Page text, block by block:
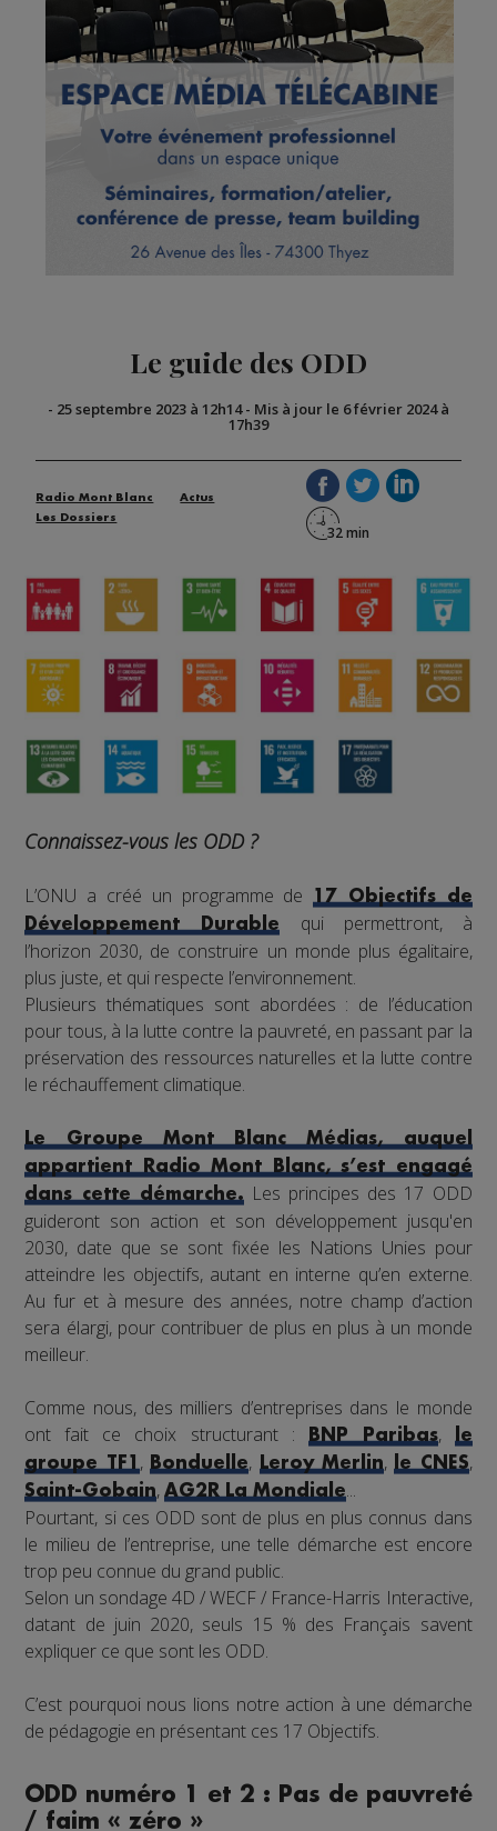
Le guide des ODD
- 25 septembre 2023 à 12h14- Mis à jour le 6 février 2024 à
17h39
Radio Mont Blanc
Actus
Les Dossiers
Connaissez-vous les ODD ?
L’ONU a créé un programme de17 Objectifs de
Développement Durable
qui permettront, à
l’horizon 2030, de construire un monde plus égalitaire,
plus juste, et qui respecte l’environnement.
Plusieurs thématiques sont abordées : de l’éducation
pour tous, à la lutte contre la pauvreté, en passant par la
préservation des ressources naturelles et la lutte contre
le réchauffement climatique.
Le Groupe Mont Blanc Médias, auquel
appartient Radio Mont Blanc, s’est engagé
dans cette démarche.Les principes des 17 ODD
guideront son action et son développement jusqu'en
2030, date que se sont fixée les Nations Unies pour
atteindre les objectifs, autant en interne qu’en externe.
Au fur et à mesure des années, notre champ d’action
sera élargi, pour contribuer de plus en plus à un monde
meilleur.
Comme nous, des milliers d’entreprises dans le monde
ont fait ce choix structurant :
BNP Paribas,
le
groupe TF1 , Bonduelle, Leroy Merlin, le CNES,
Saint-Gobain,AG2R La Mondiale...
Pourtant, si ces ODD sont de plus en plus connus dans
le milieu de l’entreprise, une telle démarche est encore
trop peu connue du grand public.
Selon un sondage 4D / WECF / France-Harris Interactive,
datant de juin 2020, seuls 15 % des Français savent
expliquer ce que sont les ODD.
C’est pourquoi nous lions notre action à une démarche
de pédagogie en présentant ces 17 Objectifs.
ODD numéro 1 et 2 : Pas de pauvreté
/ faim « zéro »